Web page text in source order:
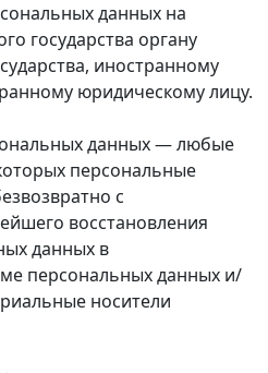
данных на
государства органу
иностранному
юридическому лицу.
данных — любые
персональные
с
восстановления
данных в
персональных данных и/
носители